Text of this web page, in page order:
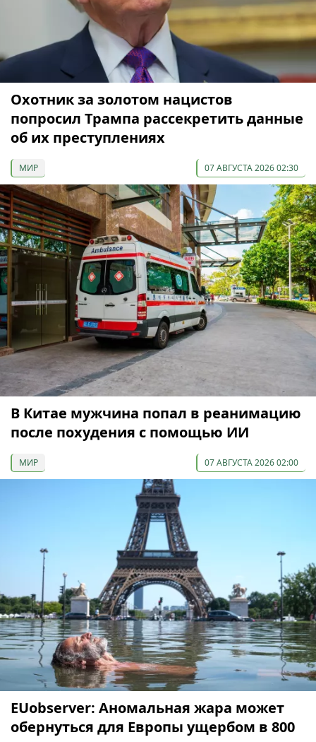
Охотник за золотом нацистов
попросил Трампа рассекретить данные
об их преступлениях
МИР 07 АВГУСТА 2026 02:30
В Китае мужчина попал в реанимацию
после похудения с помощью ИИ
МИР 07 АВГУСТА 2026 02:00
EUobserver: Аномальная жара может
обернуться для Европы ущербом в 800